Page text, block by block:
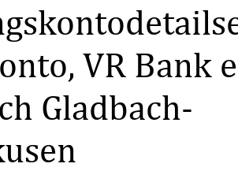
auf
100
VR Bank
Gladbach-